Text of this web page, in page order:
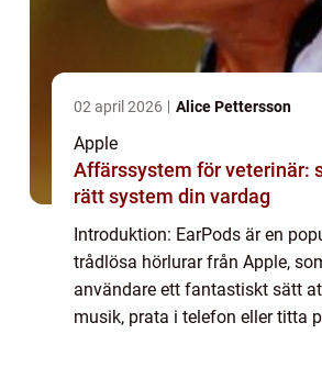
02 april 2026 Alice Pettersson
Apple
Affärssystem för veterinär:
rätt system din vardag
Introduktion: EarPods är en
trådlösa hörlurar från Apple,
användare ett fantastiskt sätt
musik, prata i telefon eller titta